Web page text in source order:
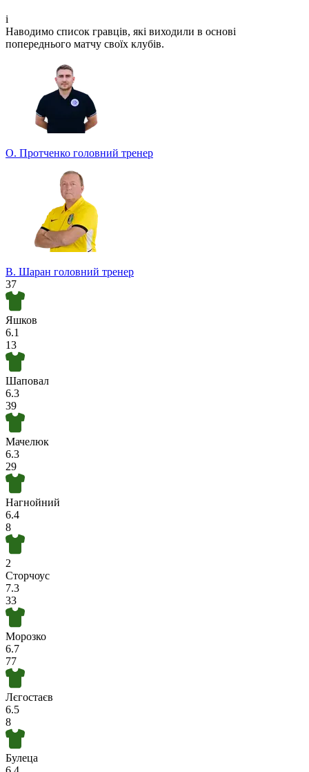
Сформований за прогнозами учасників турніру прогнозистів.
Долучайтеся до конкурсу та вигравайте класні призи!
Турнір прогнозистів
i
Наводимо список гравців, які виходили в основі
попереднього матчу своїх клубів.
О. Протченко головний тренер
В. Шаран головний тренер
37
Яшков
6.1
13
Шаповал
6.3
39
Мачелюк
6.3
29
Нагнойний
6.4
8
2
Сторчоус
7.3
33
Морозко
6.7
77
Лєгостаєв
6.5
8
Булеца